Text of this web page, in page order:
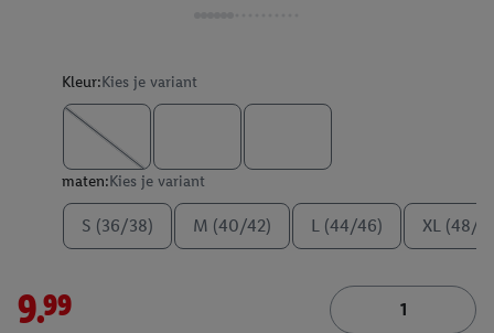
Kleur:Kies je variant
maten:Kies je variant
S (36/38) M (40/42) L (44/46) XL (48/
9.99